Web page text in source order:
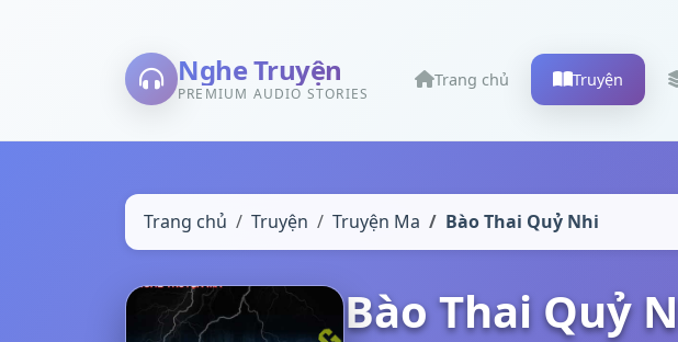
Nghe Truyện
PREMIUM AUDIO STORIES
Trang chủ Truyện
Trang chủ Truyện Truyện Ma Bào Thai Quỷ Nhi
Bào Thai Quỷ